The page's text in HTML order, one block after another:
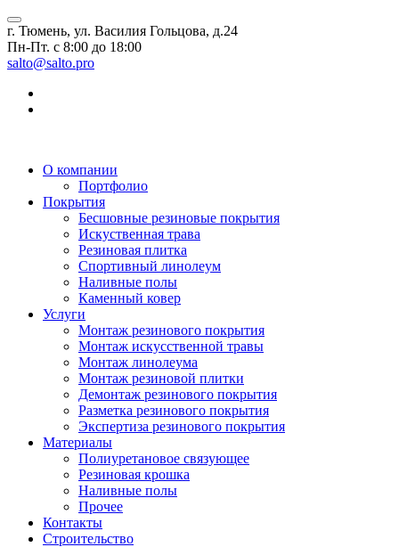
г. Тюмень, ул. Василия Гольцова, д.24
Пн-Пт. с 8:00 до 18:00
salto@salto.pro
О компании
Портфолио
Покрытия
Бесшовные резиновые покрытия
Искуственная трава
Резиновая плитка
Спортивный линолеум
Наливные полы
Каменный ковер
Услуги
Монтаж резинового покрытия
Монтаж искусственной травы
Монтаж линолеума
Монтаж резиновой плитки
Демонтаж резинового покрытия
Разметка резинового покрытия
Экспертиза резинового покрытия
Материалы
Полиуретановое связующее
Резиновая крошка
Наливные полы
Прочее
Контакты
Строительство